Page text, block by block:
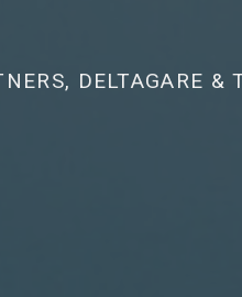
DELTAGARE &